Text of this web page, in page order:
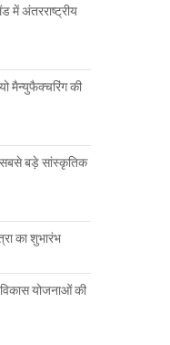
में अंतरराष्ट्रीय
मैन्युफैक्चरिंग की
सबसे बड़े सांस्कृतिक
का शुभारंभ
योजनाओं की